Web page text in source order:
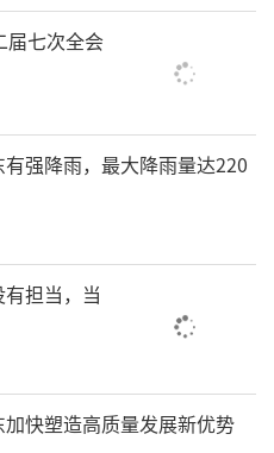
届七次全会
强降雨，最大降雨量达220
担当，当
快塑造高质量发展新优势